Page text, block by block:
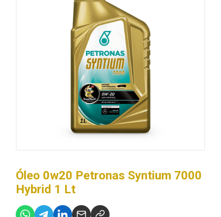
Óleo 0w20 Petronas Syntium 7000
Hybrid 1 Lt